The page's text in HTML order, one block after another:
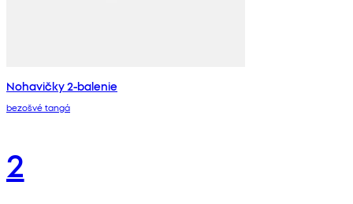
Nohavičky 2-balenie
bezošvé tangá
2